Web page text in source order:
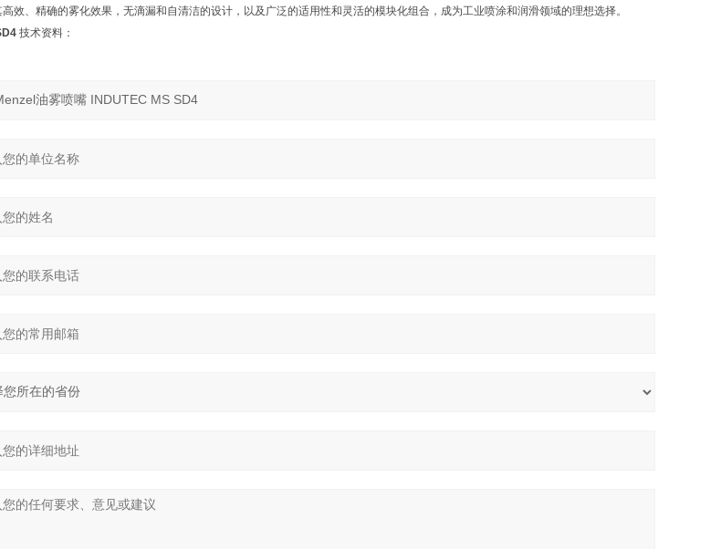
效、精确的雾化效果，无滴漏和自清洁的设计，以及广泛的适用性和灵活的模块化组合，成为工业喷涂和润滑领域的理想选择。
技术资料：